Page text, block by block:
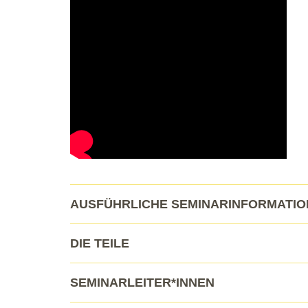
AUSFÜHRLICHE
DIE TEILE
SEMINARLEITER*INNEN